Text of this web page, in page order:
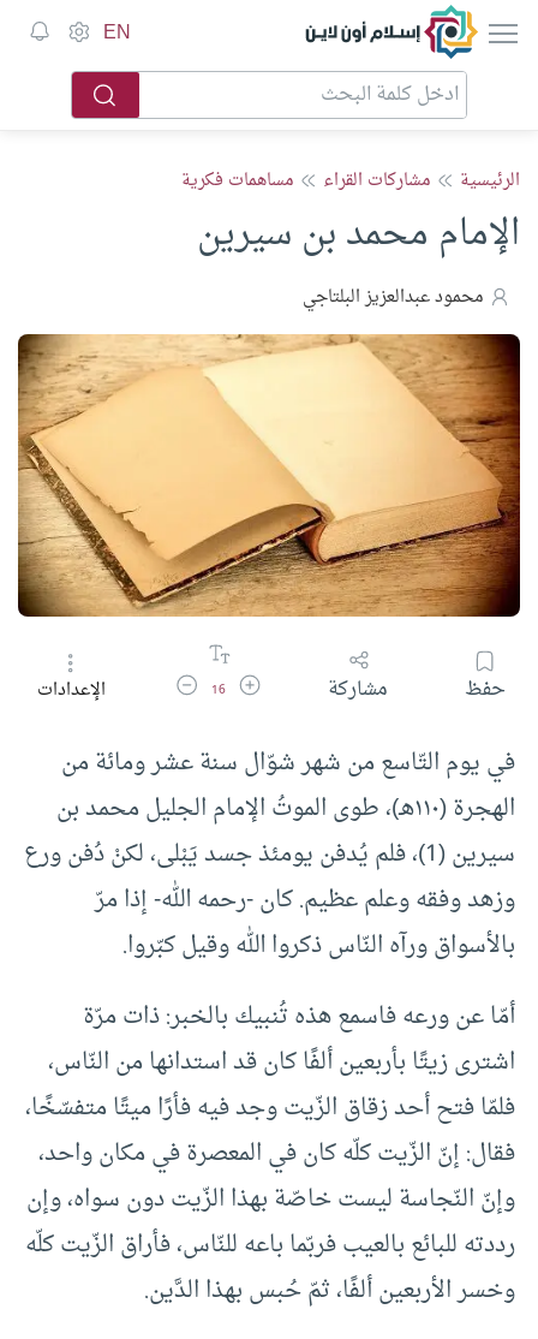
إسلام أون لاين EN
الرئيسية مشاركات القراء مساهمات فكرية
الإمام محمد بن سيرين
محمود عبدالعزيز البلتاجي
حفظ مشاركة زيادة حجم الخط
16 تقليل حجم الخطالإعدادات
في يوم التّاسع من شهر شوّال سنة عشر ومائة من
الهجرة (١١٠هـ)، طوى الموتُ الإمام الجليل محمد بن
سيرين (1)، فلم يُدفن يومئذ جسد يَبْلى، لكنْ دُفن ورع
وزهد وفقه وعلم عظيم. كان -رحمه الله- إذا مرّ
بالأسواق ورآه النّاس ذكروا الله وقيل كبّروا.
أمّا عن ورعه فاسمع هذه تُنبيك بالخبر: ذات مرّة
اشترى زيتًا بأربعين ألفًا كان قد استدانها من النّاس،
فلمّا فتح أحد زقاق الزّيت وجد فيه فأرًا ميتًا متفسّخًا،
فقال: إنّ الزّيت كلّه كان في المعصرة في مكان واحد،
وإنّ النّجاسة ليست خاصّة بهذا الزّيت دون سواه، وإن
رددته للبائع بالعيب فربّما باعه للنّاس، فأراق الزّيت كلّه
وخسر الأربعين ألفًا، ثمّ حُبس بهذا الدَّين.